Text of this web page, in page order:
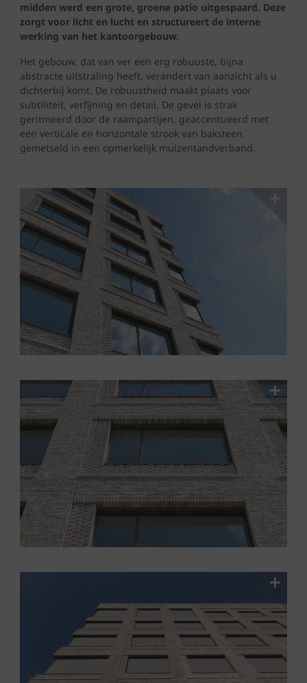
midden werd een grote, groene patio uitgespaard. Deze
zorgt voor licht en lucht en structureert de interne
werking van het kantoorgebouw.
Het gebouw, dat van ver een erg robuuste, bijna
abstracte uitstraling heeft, verandert van aanzicht als u
dichterbij komt. De robuustheid maakt plaats voor
subtiliteit, verfijning en detail. De gevel is strak
geritmeerd door de raampartijen, geaccentueerd met
een verticale en horizontale strook van baksteen
gemetseld in een opmerkelijk muizentandverband.